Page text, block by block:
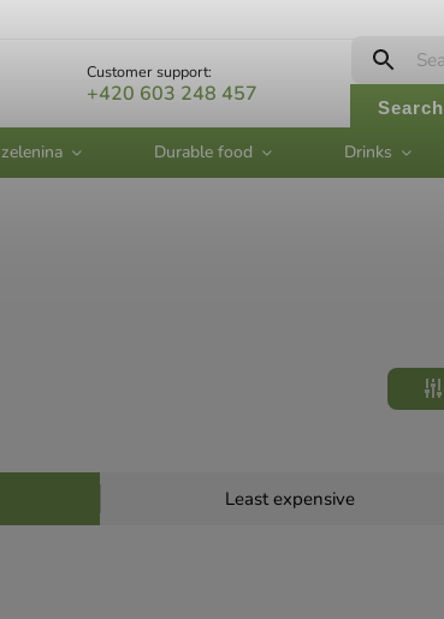
Customer support:
+420 603 248 457
Search
Durable food Drinks
Least expensive